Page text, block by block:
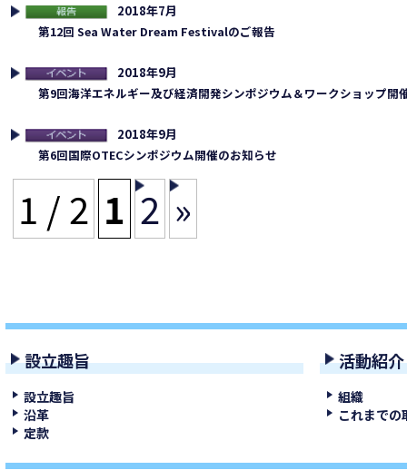
告
2018年7月
第12回 Sea Water Dream Festivalのご報告
連イベント
2018年9月
第9回海洋エネルギー及び経済開発シンポジウム＆ワークショップ開
連イベント
2018年9月
第6回国際OTECシンポジウム開催のお知らせ
1 / 2 1 2 »
設立趣旨
設立趣旨
沿革
定款
活動紹介
組織
これまでの